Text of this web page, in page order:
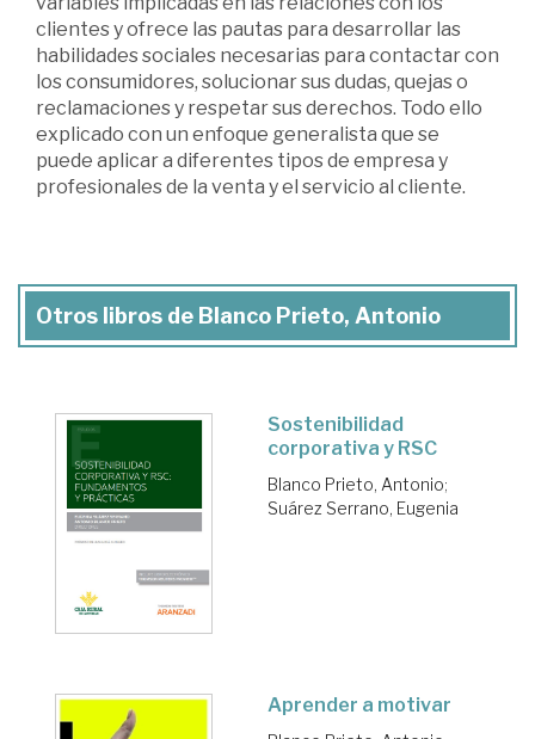
clientes y ofrece las pautas para desarrollar las
habilidades sociales necesarias para contactar con
los consumidores, solucionar sus dudas, quejas o
reclamaciones y respetar sus derechos. Todo ello
explicado con un enfoque generalista que se
puede aplicar a diferentes tipos de empresa y
profesionales de la venta y el servicio al cliente.
Otros libros de Blanco Prieto, Antonio
Sostenibilidad
corporativa y RSC
Blanco Prieto, Antonio;
Suárez Serrano, Eugenia
Aprender a motivar